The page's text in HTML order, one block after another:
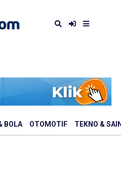
BOLA OTOMOTIF TEKNO &